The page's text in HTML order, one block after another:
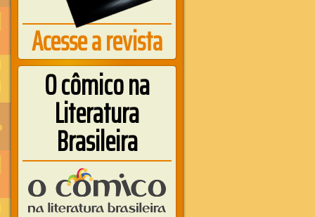
Acesse a revista
O cômico na
Literatura
Brasileira